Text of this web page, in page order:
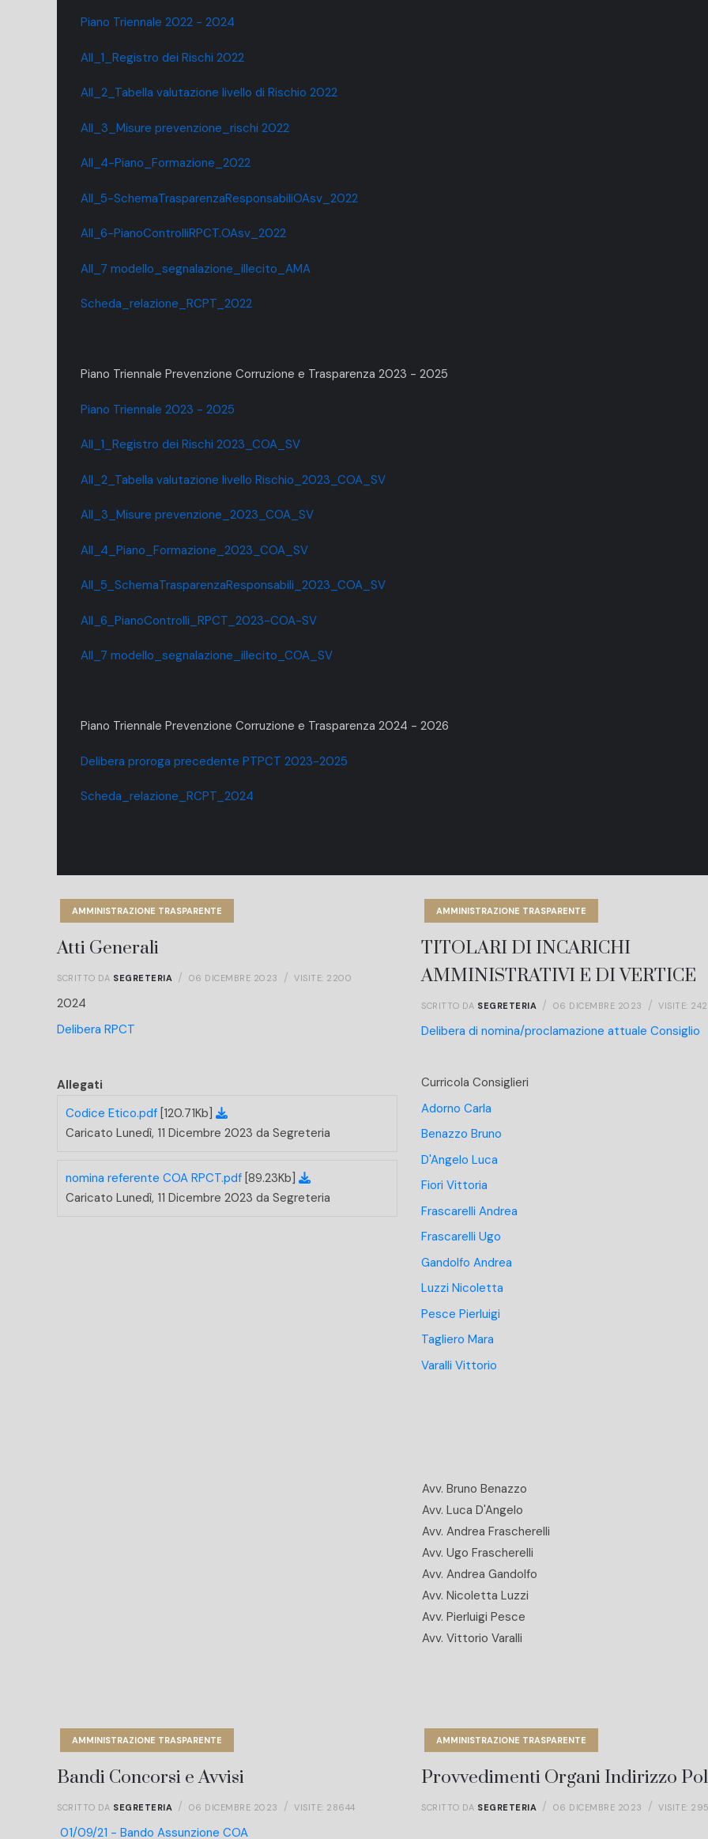
Piano Triennale 2022 - 2024
All_1_Registro dei Rischi 2022
All_2_Tabella valutazione livello di Rischio 2022
All_3_Misure prevenzione_rischi 2022
All_4-Piano_Formazione_2022
All_5-SchemaTrasparenzaResponsabiliOAsv_2022
All_6-PianoControlliRPCT.OAsv_2022
All_7 modello_segnalazione_illecito_AMA
Scheda_relazione_RCPT_2022
Piano Triennale Prevenzione Corruzione e Trasparenza 2023 - 2025
Piano Triennale 2023 - 2025
All_1_Registro dei Rischi 2023_COA_SV
All_2_Tabella valutazione livello Rischio_2023_COA_SV
All_3_Misure prevenzione_2023_COA_SV
All_4_Piano_Formazione_2023_COA_SV
All_5_SchemaTrasparenzaResponsabili_2023_COA_SV
All_6_PianoControlli_RPCT_2023-COA-SV
All_7 modello_segnalazione_illecito_COA_SV
Piano Triennale Prevenzione Corruzione e Trasparenza 2024 - 2026
Delibera proroga precedente PTPCT 2023-2025
Scheda_relazione_RCPT_2024
AMMINISTRAZIONE TRASPARENTE
Atti Generali
SCRITTO DA SEGRETERIA 06 DICEMBRE 2023 VISITE: 2200
2024
Delibera RPCT
Allegati
Codice Etico.pdf [120.71Kb]
Caricato Lunedì, 11 Dicembre 2023 da Segreteria
nomina referente COA RPCT.pdf [89.23Kb]
Caricato Lunedì, 11 Dicembre 2023 da Segreteria
AMMINISTRAZIONE TRASPARENTE
TITOLARI DI INCARICHI
AMMINISTRATIVI E DI VERTICE
SCRITTO DA SEGRETERIA 06 DICEMBRE 2023 VISITE:
Delibera di nomina/proclamazione attuale Consiglio
Curricola Consiglieri
Adorno Carla
Benazzo Bruno
D'Angelo Luca
Fiori Vittoria
Frascarelli Andrea
Frascarelli Ugo
Gandolfo Andrea
Luzzi Nicoletta
Pesce Pierluigi
Tagliero Mara
Varalli Vittorio
Avv. Bruno Benazzo
Avv. Luca D'Angelo
Avv. Andrea Frascherelli
Avv. Ugo Frascherelli
Avv. Andrea Gandolfo
Avv. Nicoletta Luzzi
Avv. Pierluigi Pesce
Avv. Vittorio Varalli
AMMINISTRAZIONE TRASPARENTE
Bandi Concorsi e Avvisi
SCRITTO DA SEGRETERIA 06 DICEMBRE 2023 VISITE: 28644
01/09/21 - Bando Assunzione COA
AMMINISTRAZIONE TRASPARENTE
Provvedimenti Organi Indirizzo
SCRITTO DA SEGRETERIA 06 DICEMBRE 2023 VISITE: